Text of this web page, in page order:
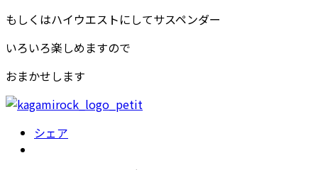
もしくはハイウエストにしてサスペンダー
いろいろ楽しめますので
おまかせします
シェア